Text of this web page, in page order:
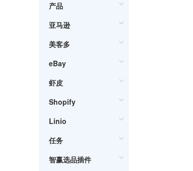
产品
亚马逊
美客多
eBay
虾皮
Shopify
Linio
任务
智赢选品插件